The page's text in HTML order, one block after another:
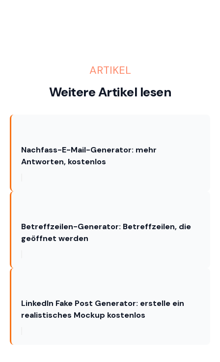
ARTIKEL
Weitere Artikel lesen
Nachfass-E-Mail-Generator: mehr
Antworten, kostenlos
Betreffzeilen-Generator: Betreffzeilen, die
geöffnet werden
LinkedIn Fake Post Generator: erstelle ein
realistisches Mockup kostenlos